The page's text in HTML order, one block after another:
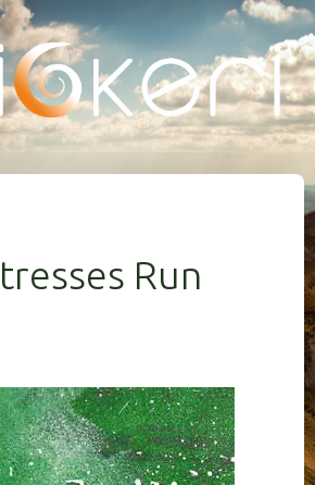
Run